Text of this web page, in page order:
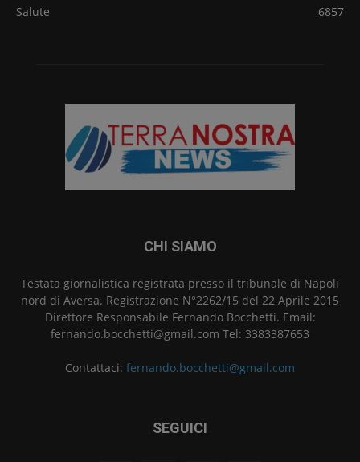
Salute
6857
CHI SIAMO
Testata giornalistica registrata presso il tribunale di Napoli
nord di Aversa. Registrazione N°2262/15 del 22 Aprile 2015
Direttore Responsabile Fernando Bocchetti. Email:
fernando.bocchetti@gmail.com Tel: 3383387653
Contattaci: fernando.bocchetti@gmail.com
SEGUICI